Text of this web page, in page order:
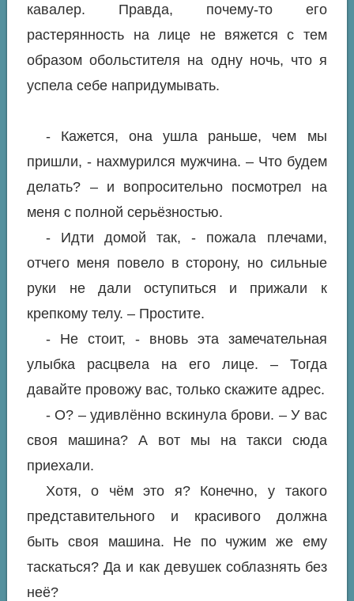
кавалер. Правда, почему-то его
растерянность на лице не вяжется с тем
образом обольстителя на одну ночь, что я
успела себе напридумывать.
- Кажется, она ушла раньше, чем мы
пришли, - нахмурился мужчина. – Что будем
делать? – и вопросительно посмотрел на
меня с полной серьёзностью.
- Идти домой так, - пожала плечами,
отчего меня повело в сторону, но сильные
руки не дали оступиться и прижали к
крепкому телу. – Простите.
- Не стоит, - вновь эта замечательная
улыбка расцвела на его лице. – Тогда
давайте провожу вас, только скажите адрес.
- О? – удивлённо вскинула брови. – У вас
своя машина? А вот мы на такси сюда
приехали.
Хотя, о чём это я? Конечно, у такого
представительного и красивого должна
быть своя машина. Не по чужим же ему
таскаться? Да и как девушек соблазнять без
неё?